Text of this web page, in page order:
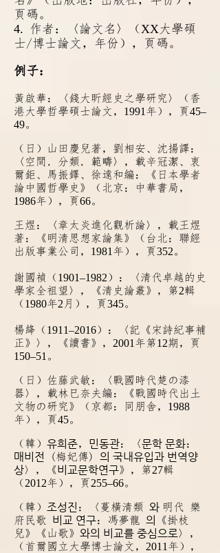
頁碼。
4. 作者：〈論文名〉（XX大學碩
士/博士論文，年份），頁碼。
例子：
黃啟華：〈錢大昕經史之學研究〉（香
港大學哲學碩士論文， 1991 年），頁45–
49。
（日）山田慶兒著，劉相安、沈揚譯：
〈空間．分類．範疇〉，載辛冠潔、衷
爾鉅、馬振鐸、徐遠和編：《日本學者
論中國哲學史》（北京：中華書局，
1986年），頁66。
王煜：〈章太炎進化觀析論〉，載王煜
著：《明清思想家論集》（台北：聯經
出版事業公司， 1981 年），頁352。
謝國禎（1901–1982）：〈清代卓越的 史
學家全祖望〉，《清史論叢》，第2輯
（1980年2 月），頁345。
楊絳（1911–2016）：〈記《宋詩紀事補
正》〉，《讀書》， 2001 年第12期，頁
150–51 。
（日）佐藤武敏：〈戰國時代楚の漆
器〉，載林巳奈夫編：《戰國時代出土
文物の研究》（京都：同朋舎， 1988
年），頁45。
（韓） 유희준， 민동관：〈문학 문화：
매비전 (梅妃傳) 의 국내유입과 번역양
상〉，《비교문학연구》，第27輯
（2012年），頁255–66。
（韓） 조성진 ：〈蔓橫清類 와 明代 樂
府民歌 비교 연구：馮夢龍 의
《掛枝
兒》《山歌》 와의 비교를 중심으로〉，
（首爾國立大學博士論文， 2011 年），